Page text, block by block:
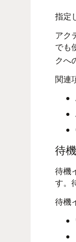
指定
アク
でも
クへ
関連
待
待機
す。
待機